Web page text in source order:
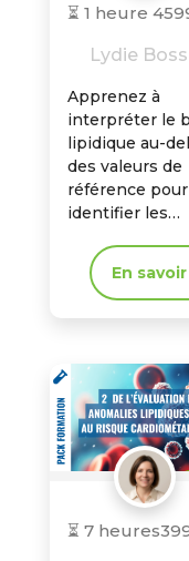
⏳ 1 heure 45
Lydie
Apprenez à
interpréter le
lipidique au-
des valeurs de
référence pour
identifier les
risque
reconnaître les
prise en…
En savoir
⏳ 7 heures